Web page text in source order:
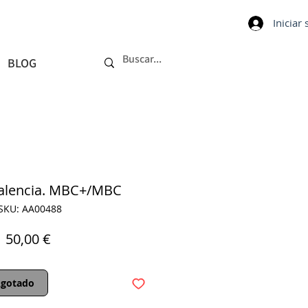
Iniciar
BLOG
MBC+/MBC
AA00488
50,00 €